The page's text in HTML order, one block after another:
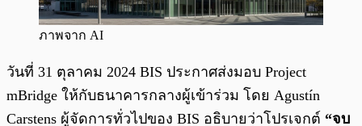
ภาพจาก AI
วันที่ 31 ตุลาคม 2024 BIS ประกาศส่งมอบ Project
mBridge ให้กับธนาคารกลางผู้เข้าร่วม โดย Agustín
Carstens ผู้จัดการทั่วไปของ BIS อธิบายว่าโปรเจกต์ “จบ